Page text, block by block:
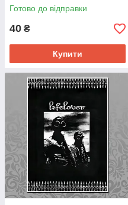
Готово до відправки
40 ₴
Купити